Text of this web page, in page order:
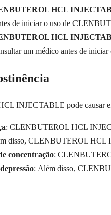
HCL
de iniciar o uso de
HCL
um médico antes de
INJECTABLE pode causar
: CLENBUTEROL HCL
disso, CLENBUTEROL HCL
concentração:
: Além disso,